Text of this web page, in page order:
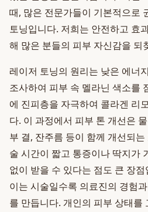
때, 많은 전문가들이 기본적으로
토닝입니다. 저희는 안전하고 효
해 많은 분들의 피부 자신감을 되
레이저 토닝의 원리는 낮은 에너
조사하여 피부 속 멜라닌 색소를
에 진피층을 자극하여 콜라겐 리
다. 이 과정에서 피부 톤 개선은
부 결, 잔주름 등이 함께 개선되
술 시간이 짧고 통증이나 딱지가
없이 받을 수 있다는 점도 큰 장
이는 시술일수록 의료진의 경험
를 만듭니다. 개인의 피부 상태를